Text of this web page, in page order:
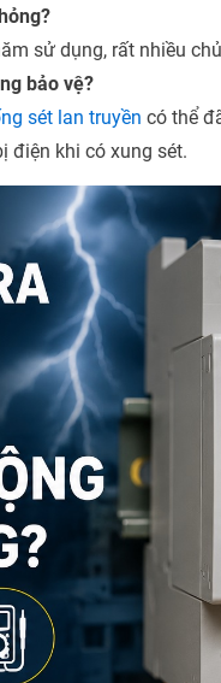
sử dụng, rất nhiều
bảo vệ?
sét lan truyền có thể
điện khi có xung sét.